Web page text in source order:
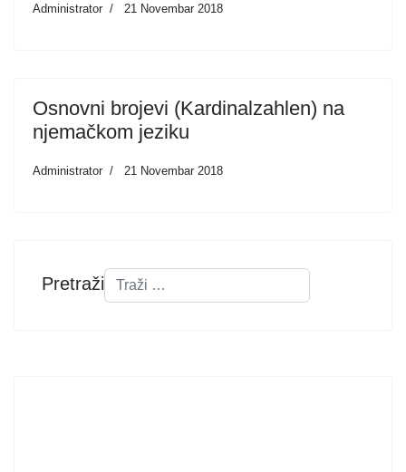
Administrator 21 Novembar 2018
Osnovni brojevi (Kardinalzahlen) na
njemačkom jeziku
Administrator 21 Novembar 2018
Pretraži